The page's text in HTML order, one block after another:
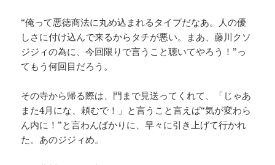
“俺って悪徳商法に丸め込まれるタイプだなあ。人の優
しさに付け込んで来るからタチが悪い。まあ、藤川クソ
ジジィの為に、今回限りで言うこと聴いてやろう！”っ
てもう何回目だろう。
その寺から帰る際は、門まで見送ってくれて、「じゃあ
また4月にな、頼むで！」と言うこと言えば“気が変わら
ん内に！”と言わんばかりに、早々に引き上げて行かれ
た。あのジジィめ。